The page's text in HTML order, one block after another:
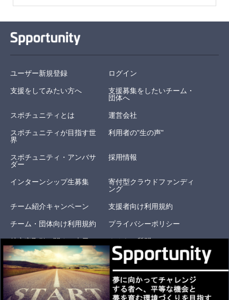
ユーザー新規登録 ログイン
支援をしてみたい方へ
支援募集をしたいチーム・
団体へ
スポチュニティとは 運営会社
スポチュニティが目指す世
界
利用者の"生の声"
スポチュニティ・アンバサ
ダー
採用情報
インターンシップ生募集
寄付型クラウドファンディ
ング
チーム紹介キャンペーン 支援者向け利用規約
チーム・団体向け利用規約 プライバシーポリシー
特定商取引に関する表示 よくある質問
お問い合わせ オリジナルリターン
© 2020 Spportunity, Inc. All Rights Reserved.